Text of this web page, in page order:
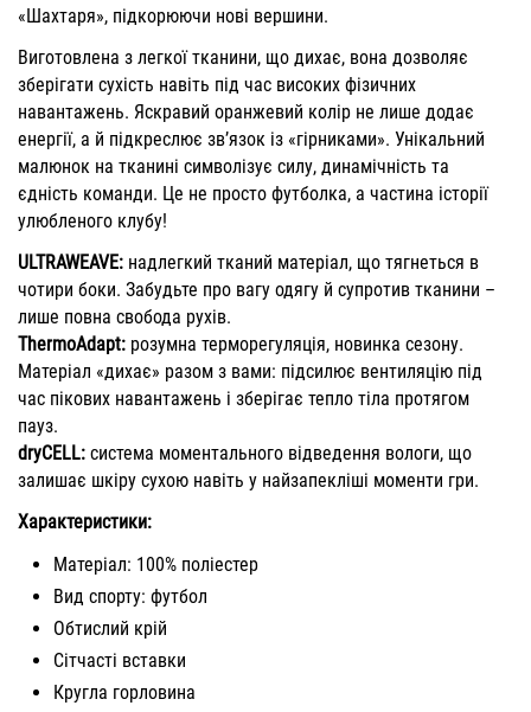
«Шахтаря», підкорюючи нові вершини.
Виготовлена з легкої тканини, що дихає, вона дозволяє
зберігати сухість навіть під час високих фізичних
навантажень. Яскравий оранжевий колір не лише додає
енергії, а й підкреслює зв’язок із «гірниками». Унікальний
малюнок на тканині символізує силу, динамічність та
єдність команди. Це не просто футболка, а частина історії
улюбленого клубу!
ULTRAWEAVE: надлегкий тканий матеріал, що тягнеться в
чотири боки. Забудьте про вагу одягу й супротив тканини –
лише повна свобода рухів.
ThermoAdapt: розумна терморегуляція, новинка сезону.
Матеріал «дихає» разом з вами: підсилює вентиляцію під
час пікових навантажень і зберігає тепло тіла протягом
пауз.
dryCELL: система моментального відведення вологи, що
залишає шкіру сухою навіть у найзапекліші моменти гри.
Характеристики:
Матеріал: 100% поліестер
Вид спорту: футбол
Обтислий крій
Сітчасті вставки
Кругла горловина